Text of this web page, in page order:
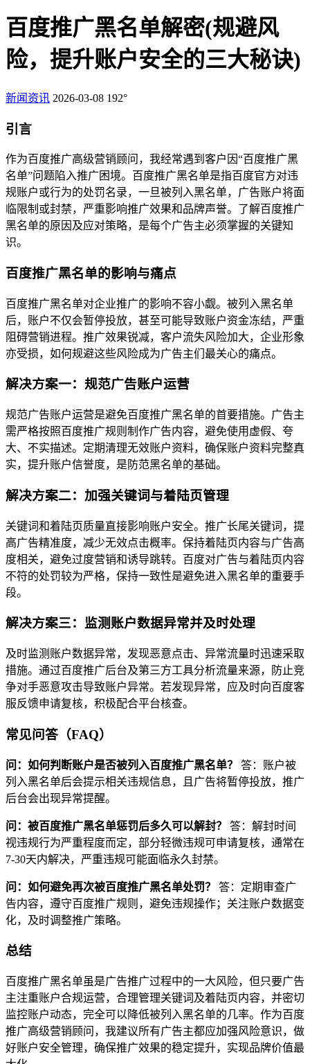
百度推广黑名单解密(规避风
险，提升账户安全的三大秘诀)
新闻资讯 2026-03-08 192°
引言
作为百度推广高级营销顾问，我经常遇到客户因“百度推广黑
名单”问题陷入推广困境。百度推广黑名单是指百度官方对违
规账户或行为的处罚名录，一旦被列入黑名单，广告账户将面
临限制或封禁，严重影响推广效果和品牌声誉。了解百度推广
黑名单的原因及应对策略，是每个广告主必须掌握的关键知
识。
百度推广黑名单的影响与痛点
百度推广黑名单对企业推广的影响不容小觑。被列入黑名单
后，账户不仅会暂停投放，甚至可能导致账户资金冻结，严重
阻碍营销进程。推广效果锐减，客户流失风险加大，企业形象
亦受损，如何规避这些风险成为广告主们最关心的痛点。
解决方案一：规范广告账户运营
规范广告账户运营是避免百度推广黑名单的首要措施。广告主
需严格按照百度推广规则制作广告内容，避免使用虚假、夸
大、不实描述。定期清理无效账户资料，确保账户资料完整真
实，提升账户信誉度，是防范黑名单的基础。
解决方案二：加强关键词与着陆页管理
关键词和着陆页质量直接影响账户安全。推广长尾关键词，提
高广告精准度，减少无效点击概率。保持着陆页内容与广告高
度相关，避免过度营销和诱导跳转。百度对广告与着陆页内容
不符的处罚较为严格，保持一致性是避免进入黑名单的重要手
段。
解决方案三：监测账户数据异常并及时处理
及时监测账户数据异常，发现恶意点击、异常流量时迅速采取
措施。通过百度推广后台及第三方工具分析流量来源，防止竞
争对手恶意攻击导致账户异常。若发现异常，应及时向百度客
服反馈申请复核，积极配合平台核查。
常见问答（FAQ）
问：如何判断账户是否被列入百度推广黑名单？
答：账户被
列入黑名单后会提示相关违规信息，且广告将暂停投放，推广
后台会出现异常提醒。
问：被百度推广黑名单惩罚后多久可以解封？
答：解封时间
视违规行为严重程度而定，部分轻微违规可申请复核，通常在
7-30天内解决，严重违规可能面临永久封禁。
问：如何避免再次被百度推广黑名单处罚？
答：定期审查广
告内容，遵守百度推广规则，避免违规操作；关注账户数据变
化，及时调整推广策略。
总结
百度推广黑名单虽是广告推广过程中的一大风险，但只要广告
主注重账户合规运营，合理管理关键词及着陆页内容，并密切
监控账户动态，完全可以降低被列入黑名单的几率。作为百度
推广高级营销顾问，我建议所有广告主都应加强风险意识，做
好账户安全管理，确保推广效果的稳定提升，实现品牌价值最